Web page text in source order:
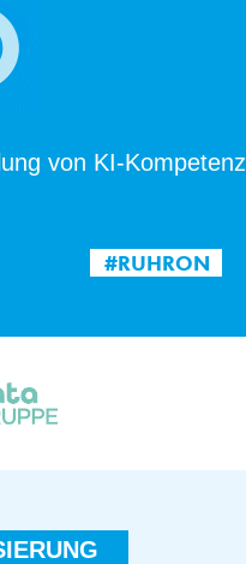
von KI-Kompetenz
#RUHRON